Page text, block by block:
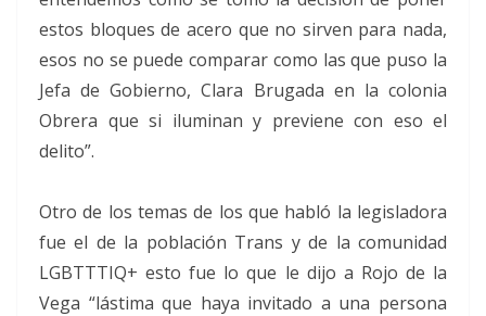
estos bloques de acero que no sirven para nada,
esos no se puede comparar como las que puso la
Jefa de Gobierno, Clara Brugada en la colonia
Obrera que si iluminan y previene con eso el
delito”.
Otro de los temas de los que habló la legisladora
fue el de la población Trans y de la comunidad
LGBTTTIQ+ esto fue lo que le dijo a Rojo de la
Vega “lástima que haya invitado a una persona